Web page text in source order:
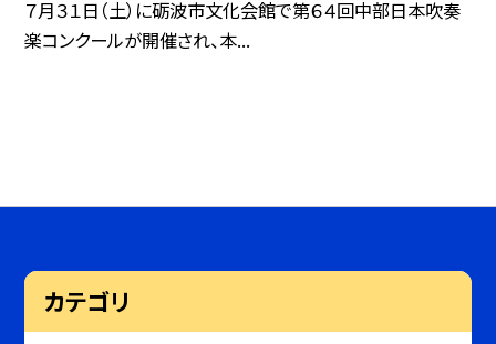
７月３１日（土）に砺波市文化会館で第６４回中部日本吹奏
楽コンクールが開催され、本...
カテゴリ